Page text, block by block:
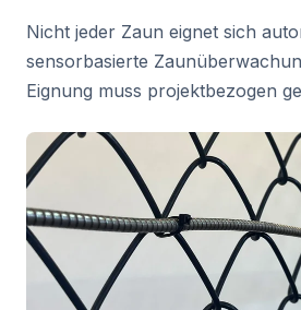
Nicht jeder Zaun eignet sich
sensorbasierte
Eignung muss projektbezogen